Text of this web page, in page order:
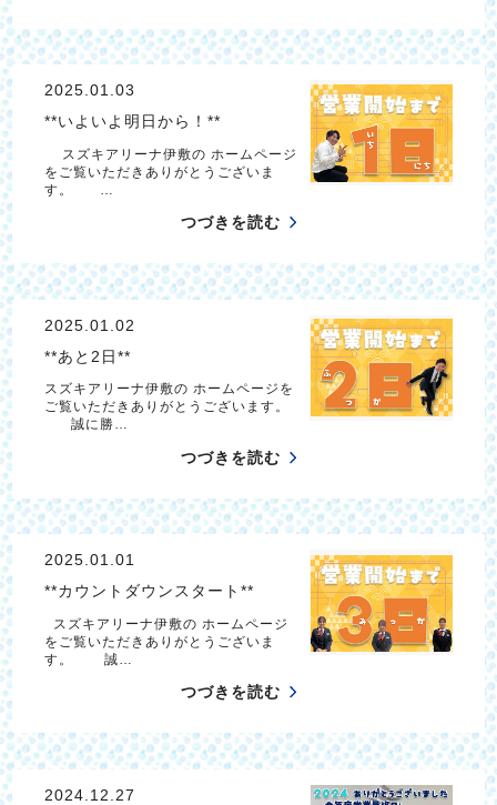
2025.01.03
**いよいよ明日から！**
スズキアリーナ伊敷の ホームページ
をご覧いただきありがとうございま
す。 …
つづきを読む
2025.01.02
**あと2日**
スズキアリーナ伊敷の ホームページを
ご覧いただきありがとうございます。
誠に勝…
つづきを読む
2025.01.01
**カウントダウンスタート**
スズキアリーナ伊敷の ホームページ
をご覧いただきありがとうございま
す。 誠…
つづきを読む
2024.12.27